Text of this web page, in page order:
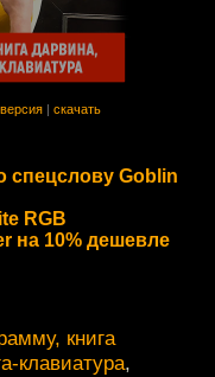
скачать
спецслову Goblin
RGB
на 10% дешевле
книга
клавиатура,